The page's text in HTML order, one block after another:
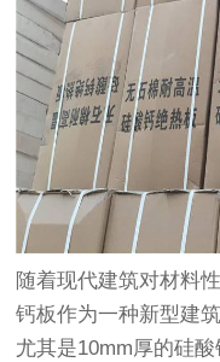
随着现代建筑对材料
钙板作为一种新型建
尤其是10mm厚的硅